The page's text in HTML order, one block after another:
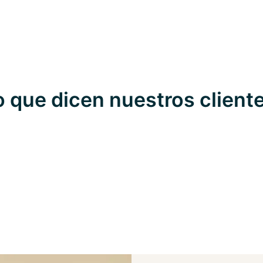
que dicen nuestros